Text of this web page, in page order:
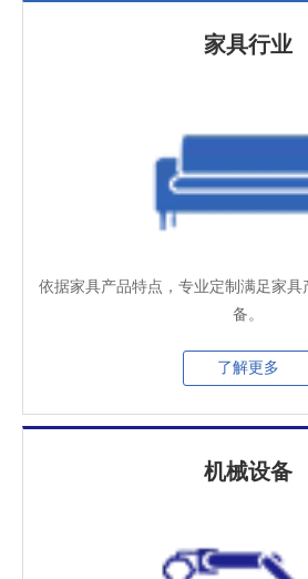
家具行业
依据家具产品特点，专业定制满足家
备。
了解更多
机械设备